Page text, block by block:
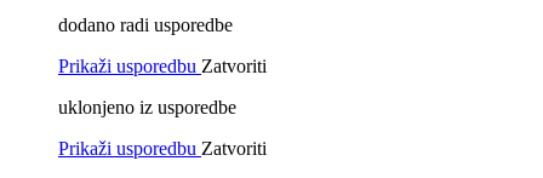
dodano radi usporedbe
Prikaži usporedbu Zatvoriti
uklonjeno iz usporedbe
Prikaži usporedbu Zatvoriti